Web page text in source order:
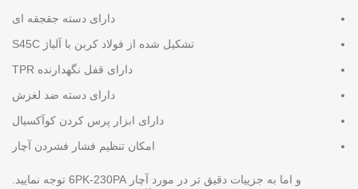
دارای دسته جقجقه ای
تشکیل شده از فولاد کربن با آلیاژ S45C
دارای قفل نگهدارنده TPR
دارای دسته ضد لغزش
دارای ابزار پرس کردن کوآکسیال
امکان تنظیم فشار فشردن آچار
و اما به جزییات دقیق تر در مورد آچار 6PK-230PA توجه نمایید.